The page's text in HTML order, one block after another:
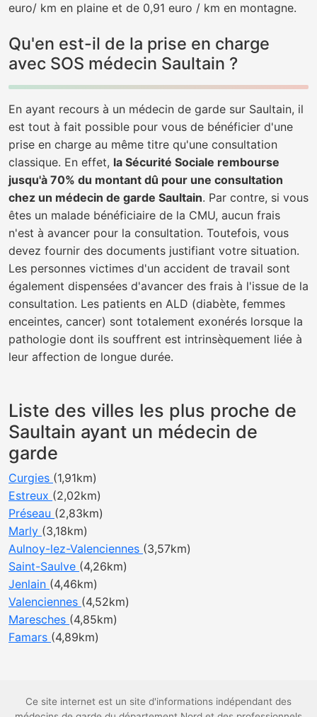
euro/ km en plaine et de 0,91 euro / km en montagne.
Qu'en est-il de la prise en charge
avec SOS médecin Saultain ?
En ayant recours à un médecin de garde sur Saultain, il
est tout à fait possible pour vous de bénéficier d'une
prise en charge au même titre qu'une consultation
classique. En effet, la Sécurité Sociale rembourse
jusqu'à 70% du montant dû pour une consultation
chez un médecin de garde Saultain. Par contre, si vous
êtes un malade bénéficiaire de la CMU, aucun frais
n'est à avancer pour la consultation. Toutefois, vous
devez fournir des documents justifiant votre situation.
Les personnes victimes d'un accident de travail sont
également dispensées d'avancer des frais à l'issue de la
consultation. Les patients en ALD (diabète, femmes
enceintes, cancer) sont totalement exonérés lorsque la
pathologie dont ils souffrent est intrinsèquement liée à
leur affection de longue durée.
Liste des villes les plus proche de
Saultain ayant un médecin de
garde
Curgies (1,91km)
Estreux (2,02km)
Préseau (2,83km)
Marly (3,18km)
Aulnoy-lez-Valenciennes (3,57km)
Saint-Saulve (4,26km)
Jenlain (4,46km)
Valenciennes (4,52km)
Maresches (4,85km)
Famars (4,89km)
Ce site internet est un site d'informations indépendant des